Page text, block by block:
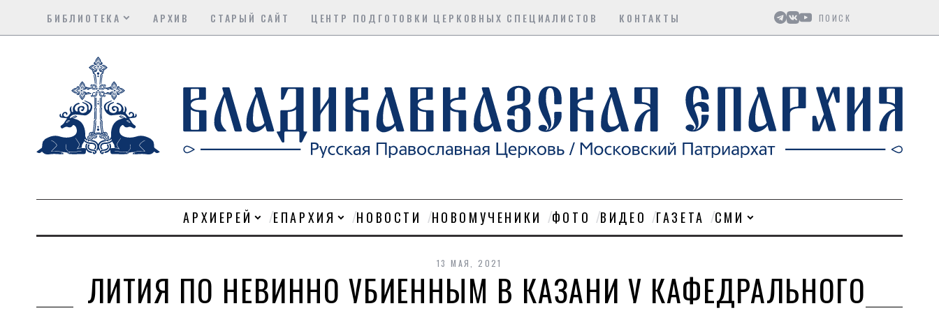
БИБЛИОТЕКА АРХИВ СТАРЫЙ САЙТ ЦЕНТР ПОДГОТОВКИ ЦЕРКОВНЫХ СПЕЦИАЛИСТОВ КОНТАКТЫ
АРХИЕРЕЙ ЕПАРХИЯ НОВОСТИ НОВОМУЧЕНИКИ ФОТО ВИДЕО ГАЗЕТА СМИ
13 МАЯ, 2021
ЛИТИЯ ПО НЕВИННО УБИЕННЫМ В КАЗАНИ У КАФЕДРАЛЬНОГО